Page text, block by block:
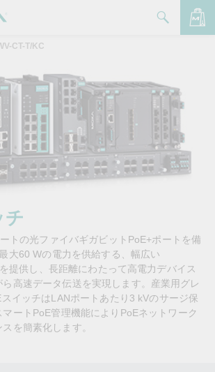
CT-T/KC
チ
トの光ファイバギガビットPoE+ポートを備
大60 Wの電力を供給する、幅広い
提供し、長距離にわたって高電力デバイス
高速データ伝送を実現します。産業用グレ
イッチはLANポートあたり3 kVのサージ保
ートPoE管理機能によりPoEネットワーク
を簡素化します。